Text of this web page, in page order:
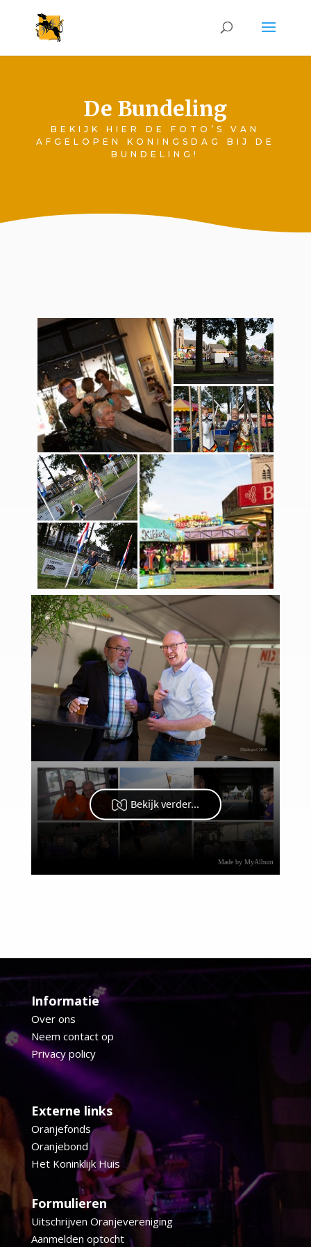
De Bundeling
BEKIJK HIER DE FOTO’S VAN
AFGELOPEN KONINGSDAG BIJ DE
BUNDELING!
Bekijk verder...
Made by MyAlbum
Informatie
Over ons
Neem contact op
Privacy policy
Externe links
Oranjefonds
Oranjebond
Het Koninklijk Huis
Formulieren
Uitschrijven Oranjevereniging
Aanmelden optocht